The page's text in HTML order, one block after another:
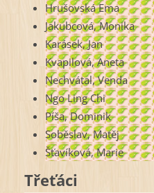
Hrušovská Ema
Jakubcová, Monika
Karásek, Jan
Kvapilová, Aneta
Nechvátal, Venda
Ngo Ling Chi
Píša, Dominik
Soběslav, Matěj
Šťavíková, Marie
Třeťáci